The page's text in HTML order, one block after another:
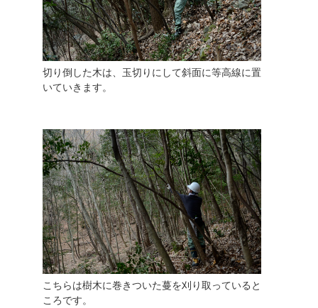
切り倒した木は、玉切りにして斜面に等高線に置
いていきます。
こちらは樹木に巻きついた蔓を刈り取っていると
ころです。